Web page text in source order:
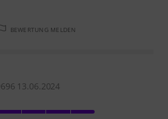
BEWERTUNG MELDEN
13.06.2024